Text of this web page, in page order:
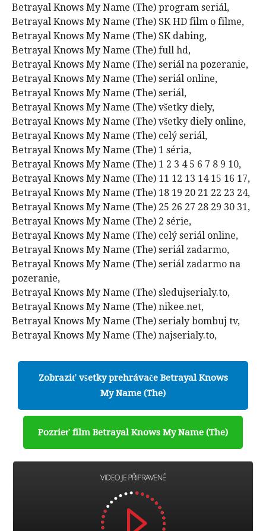
Betrayal Knows My Name (The) program seriál,
Betrayal Knows My Name (The) SK HD film o filme,
Betrayal Knows My Name (The) SK dabing,
Betrayal Knows My Name (The) full hd,
Betrayal Knows My Name (The) seriál na pozeranie,
Betrayal Knows My Name (The) seriál online,
Betrayal Knows My Name (The) seriál,
Betrayal Knows My Name (The) všetky diely,
Betrayal Knows My Name (The) všetky diely online,
Betrayal Knows My Name (The) celý seriál,
Betrayal Knows My Name (The) 1 séria,
Betrayal Knows My Name (The) 1 2 3 4 5 6 7 8 9 10,
Betrayal Knows My Name (The) 11 12 13 14 15 16 17,
Betrayal Knows My Name (The) 18 19 20 21 22 23 24,
Betrayal Knows My Name (The) 25 26 27 28 29 30 31,
Betrayal Knows My Name (The) 2 série,
Betrayal Knows My Name (The) celý seriál online,
Betrayal Knows My Name (The) seriál zadarmo,
Betrayal Knows My Name (The) seriál zadarmo na
pozeranie,
Betrayal Knows My Name (The) sledujserialy.to,
Betrayal Knows My Name (The) nikee.net,
Betrayal Knows My Name (The) serialy bombuj tv,
Betrayal Knows My Name (The) najserialy.to,
Zobraziť všetky prehrávače Betrayal Knows
My Name (The)
Pozrieť film Betrayal Knows My Name (The)